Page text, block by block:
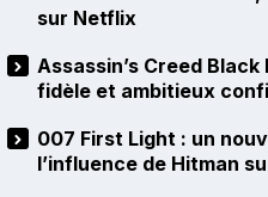
sur Netflix
Assassin’s Creed
fidèle et ambitieux
007 First Light : un
l’influence de Hitman